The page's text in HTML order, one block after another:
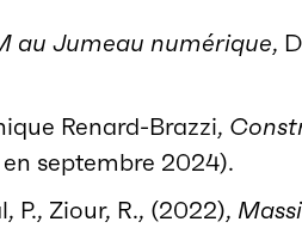
au Jumeau numérique,
Renard-Brazzi,
septembre 2024).
P., Ziour, R., (2022),